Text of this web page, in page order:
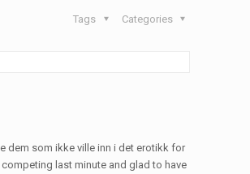
Categories
Tags
dem som ikke ville inn i det erotikk for
last minute and glad to have